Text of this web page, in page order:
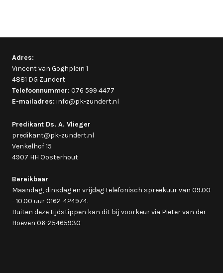
Adres:
Vincent van Goghplein 1
4881 DG Zundert
Telefoonnummer: 076 599 4477
E-mailadres: info@pk-zundert.nl
Predikant Ds. A. Vlieger
predikant@pk-zundert.nl
Venkelhof 15
4907 HH Oosterhout
Bereikbaar
Maandag, dinsdag en vrijdag telefonisch spreekuur van 09.00
- 10.00 uur 0162-424974.
Buiten deze tijdstippen kan dit bij voorkeur via Pieter van der
Hoeven 06-25465930